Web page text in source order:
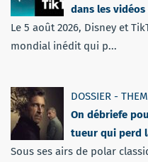
dans les
Le 5 août 2026, Disney et
mondial inédit qui p...
DOSSIER -
On débriefe
tueur qui perd
Sous ses airs de polar